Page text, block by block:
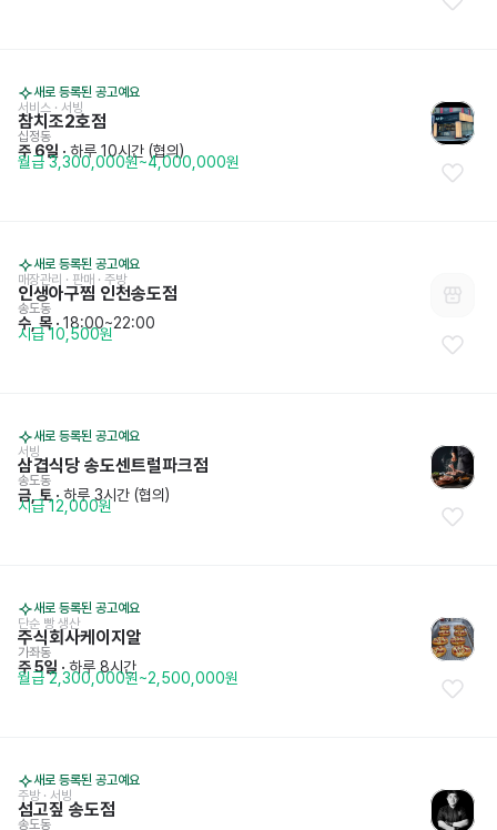
새로 등록된 공고예요
서비스 · 서빙
참치조2호점
십정동
주 6일 · 하루 10시간 (협의)
월급 3,300,000원~4,000,000원
새로 등록된 공고예요
매장관리 · 판매 · 주방
인생아구찜 인천송도점
송도동
수, 목 · 18:00~22:00
시급 10,500원
새로 등록된 공고예요
서빙
삼겹식당 송도센트럴파크점
송도동
금, 토 · 하루 3시간 (협의)
시급 12,000원
새로 등록된 공고예요
단순 빵 생산
주식회사케이지알
가좌동
주 5일 · 하루 8시간
월급 2,300,000원~2,500,000원
새로 등록된 공고예요
주방 · 서빙
섬고짚 송도점
송도동